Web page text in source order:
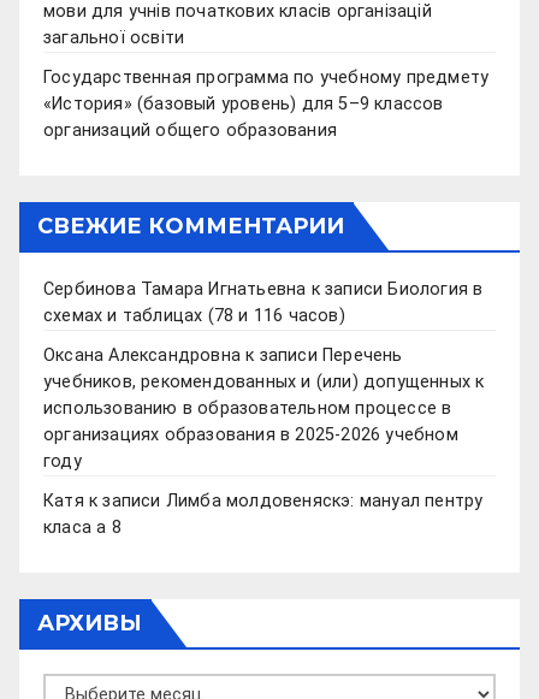
мови для учнів початкових класів організацій
загальної освіти
Государственная программа по учебному предмету
«История» (базовый уровень) для 5–9 классов
организаций общего образования
СВЕЖИЕ КОММЕНТАРИИ
Сербинова Тамара Игнатьевна к записи Биология в
схемах и таблицах (78 и 116 часов)
Оксана Александровна к записи Перечень
учебников, рекомендованных и (или) допущенных к
использованию в образовательном процессе в
организациях образования в 2025-2026 учебном
году
Катя к записи Лимба молдовеняскэ: мануал пентру
класа а 8
АРХИВЫ
Архивы